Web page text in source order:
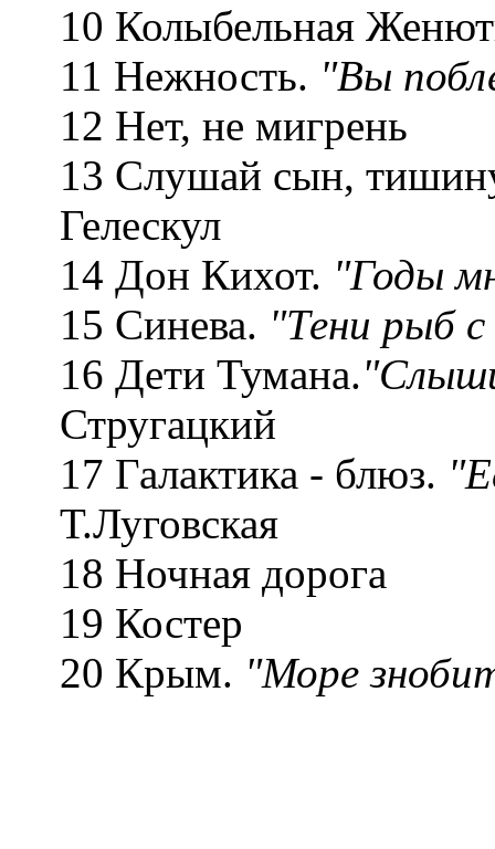
10 Колыбельная
11 Нежность. "Вы
12 Нет, не
13 Слушай
Гелескул
14 Дон Кихот. "Годы
15 Синева. "Тени рыб
16 Дети Тумана.
Стругацкий
17 Галактика - блюз.
Т.Луговская
18 Ночная
19 Костер
20 Крым. "Море